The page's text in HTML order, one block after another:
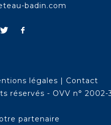
badin.com
légales | Contact
réservés - OVV n° 2002-
partenaire